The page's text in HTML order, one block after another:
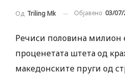
Од Triling Mk Објавено 03/07/
Речиси половина милион
проценетата штета од
македонските пруги од